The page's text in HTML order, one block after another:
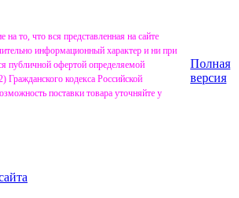
то, что вся представленная на сайте
информационный характер и ни при
публичной офертой определяемой
Гражданского кодекса Российской
поставки товара уточняйте у
Полная
версия